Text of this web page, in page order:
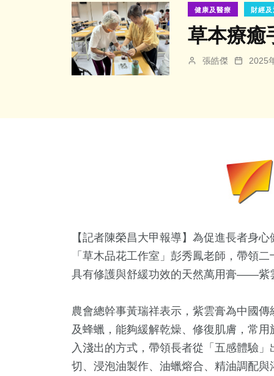
健康及醫療 財經
草本療
張皓傑 2025
【記者陳榮昌大甲報導】為促進長者身
「草木品花工作室」彭秀鳳老師，帶領
具有修護與舒緩功效的天然萬用膏——紫
農會總幹事黃瑞祥表示，紫雲膏為中國
及蜂蠟，能夠緩解乾燥、修復肌膚，常
入淺出的方式，帶領長者從「五感體驗
切、浸泡油製作、油蠟熔合、精油調配